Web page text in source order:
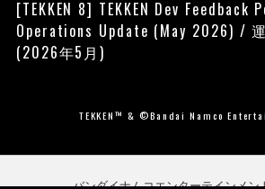
[TEKKEN 8] TEKKEN Dev Feedback
Operations Update (May 2026) /
(2026年5月)
TEKKEN™ & ©Bandai Namco
バンダイナムコエンターテインメン